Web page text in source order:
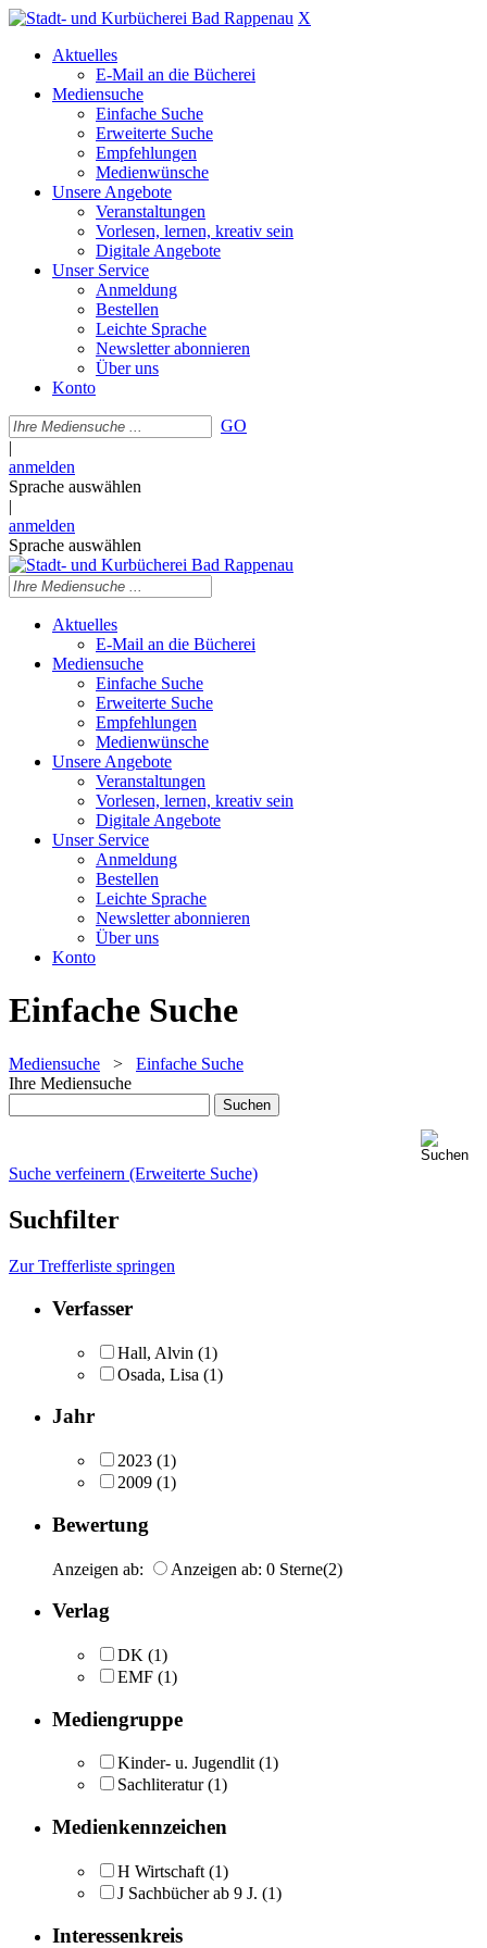
X
Aktuelles
E-Mail an die Bücherei
Mediensuche
Einfache Suche
Erweiterte Suche
Empfehlungen
Medienwünsche
Unsere Angebote
Veranstaltungen
Vorlesen, lernen, kreativ sein
Digitale Angebote
Unser Service
Anmeldung
Bestellen
Leichte Sprache
Newsletter abonnieren
Über uns
Konto
GO
|
anmelden
Sprache auswählen
|
anmelden
Sprache auswählen
Aktuelles
E-Mail an die Bücherei
Mediensuche
Einfache Suche
Erweiterte Suche
Empfehlungen
Medienwünsche
Unsere Angebote
Veranstaltungen
Vorlesen, lernen, kreativ sein
Digitale Angebote
Unser Service
Anmeldung
Bestellen
Leichte Sprache
Newsletter abonnieren
Über uns
Konto
Einfache Suche
Mediensuche > Einfache Suche
Ihre Mediensuche
Suche verfeinern (Erweiterte Suche)
Suchfilter
Zur Trefferliste springen
Verfasser
Hall, Alvin (1)
Osada, Lisa (1)
Jahr
2023 (1)
2009 (1)
Bewertung
Anzeigen ab: Anzeigen ab: 0 Sterne(2)
Verlag
DK (1)
EMF (1)
Mediengruppe
Kinder- u. Jugendlit (1)
Sachliteratur (1)
Medienkennzeichen
H Wirtschaft (1)
J Sachbücher ab 9 J. (1)
Interessenkreis